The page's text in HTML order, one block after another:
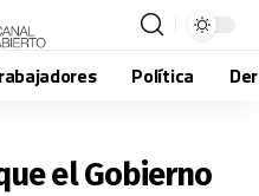
Política
el Gobierno